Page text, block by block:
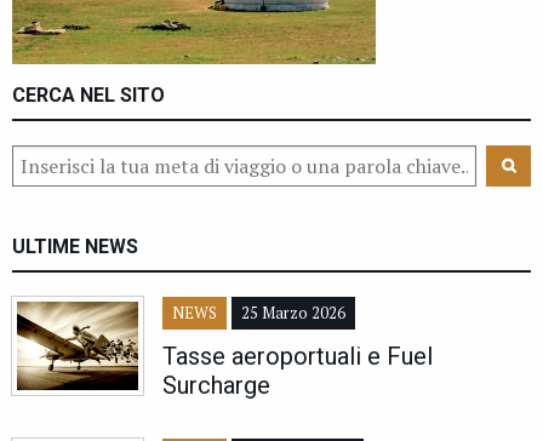
CERCA NEL SITO
ULTIME NEWS
NEWS 25 Marzo 2026
Tasse aeroportuali e Fuel
Surcharge